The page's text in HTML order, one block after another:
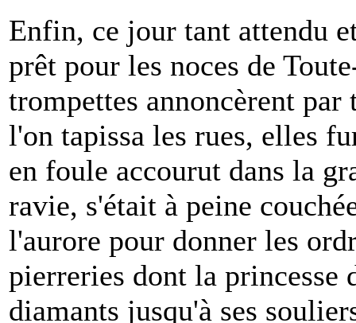
Enfin, ce jour tant attendu
prêt pour les noces de
trompettes annoncèrent
l'on tapissa les rues, elles
en foule accourut dans la
ravie, s'était à peine
l'aurore pour donner les
pierreries dont la princesse
diamants jusqu'à ses